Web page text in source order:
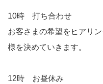
10時 打ち合わせ
お客さまの希望をヒアリ
様を決めていきます。
12時 お昼休み